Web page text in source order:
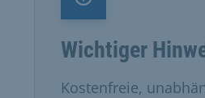
Information
Wichtiger
Kostenfreie,